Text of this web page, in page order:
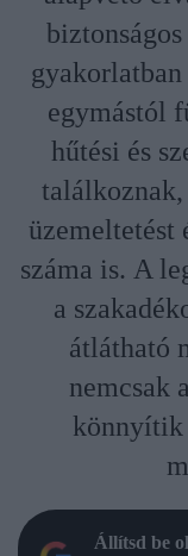
egymástól
hűtési és
találkoznak,
üzemeltetést
száma is. A
a
átlátható
nemcsak
könnyítik
Állítsd be